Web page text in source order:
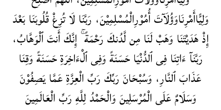
وَلِيًّاأَمْرِنَاوَؤُلَآتَ أُمُوْرِالْمُسْلِمِیْنَ، رَبَّنَا لَا تُزِغْ قُلُوبَنَا بَعْدَ
إِذْ هَدَيْتَنَا وَهَبْ لَنَا مِن لَّدُنكَ رَحْمَةً ۚ إِنَّكَ أَنتَ ٱلْوَهَّابُ،
رَبَّنَآ ءَاتِنَا فِى ٱلدُّنْيَا حَسَنَةً وَفِى ٱلْءَاخِرَةِ حَسَنَةً وَقِنَا
عَذَابَ ٱلنَّارِ، وَسُبْحَانَ رَبِّكَ رَبِّ الْعِزَّةِ عَمَّا يَصِفُوْنَ
وَسَلَامٌ عَلَى الْمُرْسَلِينَ وَالْحَمْدُ لِلَّهِ رَبِّ الْعَالَمِينَ